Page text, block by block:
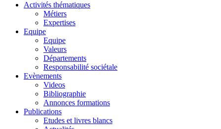
Activités thématiques
Métiers
Expertises
Equipe
Equipe
Valeurs
Départements
Responsabilité sociétale
Evènements
Videos
Bibliographie
Annonces formations
Publications
Etudes et livres blancs